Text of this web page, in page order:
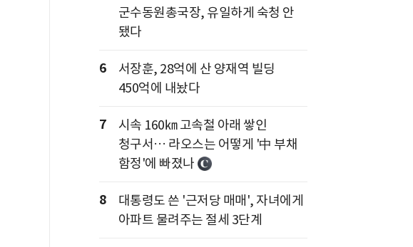
군수동원총국장, 유일하게 숙청 안
됐다
6
서장훈, 28억에 산 양재역 빌딩
450억에 내놨다
7
시속 160㎞ 고속철 아래 쌓인
청구서… 라오스는 어떻게 '中 부채
함정'에 빠졌나
8
대통령도 쓴 '근저당 매매', 자녀에게
아파트 물려주는 절세 3단계